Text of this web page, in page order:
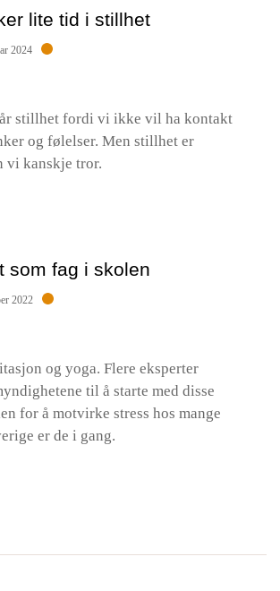
lite tid i stillhet
2024
stillhet fordi vi ikke vil ha kontakt
og følelser. Men stillhet er
vi kanskje tror.
som fag i skolen
2022
og yoga. Flere eksperter
til å starte med disse
for å motvirke stress hos mange
er de i gang.